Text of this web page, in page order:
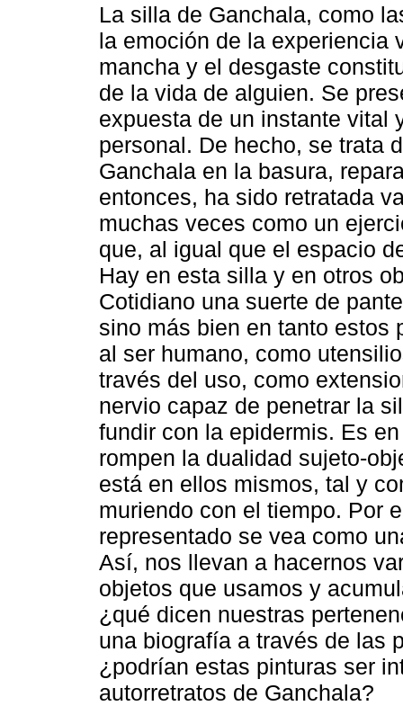
La silla de Ganchala, como
la emoción de la experiencia
mancha y el desgaste
de la vida de alguien. Se
expuesta de un instante vital
personal. De hecho, se trata
Ganchala en la basura,
entonces, ha sido retratada
muchas veces como un
que, al igual que el espacio
Hay en esta silla y en otros
Cotidiano una suerte de
sino más bien en tanto estos
al ser humano, como
través del uso, como
nervio capaz de penetrar la
fundir con la epidermis. Es
rompen la dualidad sujeto-
está en ellos mismos, tal y
muriendo con el tiempo. Por
representado se vea como
Así, nos llevan a hacernos
objetos que usamos y
¿qué dicen nuestras
una biografía a través de las
¿podrían estas pinturas ser
autorretratos de Ganchala?